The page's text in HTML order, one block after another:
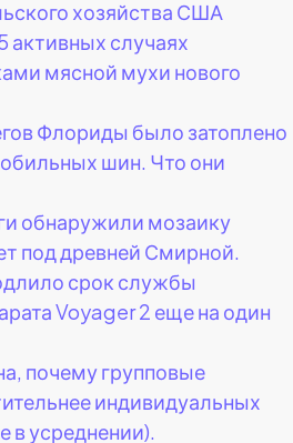
хозяйства США
активных случаях
мясной мухи нового
Флориды было затоплено
шин. Что они
обнаружили мозаику
под древней Смирной.
срок службы
Voyager 2 еще на один
почему групповые
индивидуальных
в усреднении).